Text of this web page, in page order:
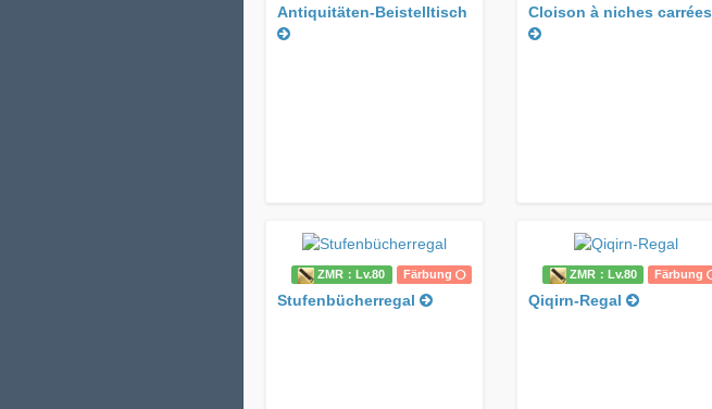
Antiquitäten-Beistelltisch Cloison à niches carrées
ZMR：Lv.80 Färbung
Stufenbücherregal
ZMR：Lv.80 Färbung
Qiqirn-Regal